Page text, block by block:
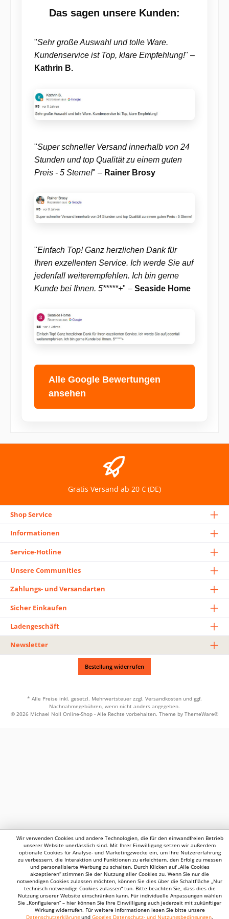
Das sagen unsere Kunden:
"Sehr große Auswahl und tolle Ware.
Kundenservice ist Top, klare Empfehlung!" –
Kathrin B.
"Super schneller Versand innerhalb von 24
Stunden und top Qualität zu einem guten
Preis - 5 Sterne!" – Rainer Brosy
"Einfach Top! Ganz herzlichen Dank für
Ihren exzellenten Service. Ich werde Sie auf
jedenfall weiterempfehlen. Ich bin gerne
Kunde bei Ihnen. 5*****+" – Seaside Home
Alle Google Bewertungen
ansehen
Gratis Versand ab 20 € (DE)
Shop Service
Informationen
Service-Hotline
Unsere Communities
Zahlungs- und Versandarten
Sicher Einkaufen
Ladengeschäft
Newsletter
Bestellung widerrufen
* Alle Preise inkl. gesetzl. Mehrwertsteuer zzgl. Versandkosten und ggf.
Nachnahmegebühren, wenn nicht anders angegeben.
© 2026 Michael Noll Online-Shop - Alle Rechte vorbehalten. Theme by ThemeWare®
Wir verwenden Cookies und andere Technologien, die für den einwandfreien Betrieb
unserer Website unerlässlich sind. Mit Ihrer Einwilligung setzen wir außerdem
optionale Cookies für Analyse- und Marketingzwecke ein, um Ihre Nutzererfahrung
zu verbessern, die Interaktion und Funktionen zu erleichtern, den Erfolg zu messen
und personalisierte Werbung zu schalten. Durch Klicken auf „Alle Cookies
akzeptieren“ stimmen Sie der Nutzung aller Cookies zu. Wenn Sie nur die
notwendigen Cookies zulassen möchten, können Sie dies über die Schaltfläche „Nur
technisch notwendige Cookies zulassen“ tun. Bitte beachten Sie, dass dies die
Nutzung unserer Website einschränken kann. Für individuelle Anpassungen wählen
Sie „Konfiguieren“ – hier können Sie Ihre Einwilligung auch jederzeit mit zukünftiger
Wirkung widerrufen. Für weitere Informationen lesen Sie bitte unsere
Datenschutzerklärungund Googles Datenschutz- und Nutzungsbedingungen.